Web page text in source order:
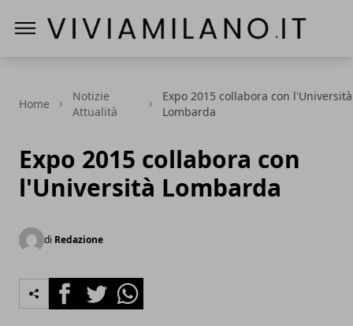
Home
Notizie
Attualità
Expo 2015 collabora con l'Università
Lombarda
Expo 2015 collabora con
l'Università Lombarda
di Redazione
FacebookTwitterWhatsapp